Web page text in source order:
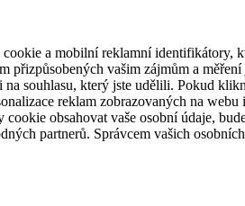
a mobilní reklamní identifikátory,
přizpůsobených vašim zájmům a
souhlasu, který jste udělili. Pokud
reklam zobrazovaných na webu
obsahovat vaše osobní údaje,
partnerů. Správcem vašich